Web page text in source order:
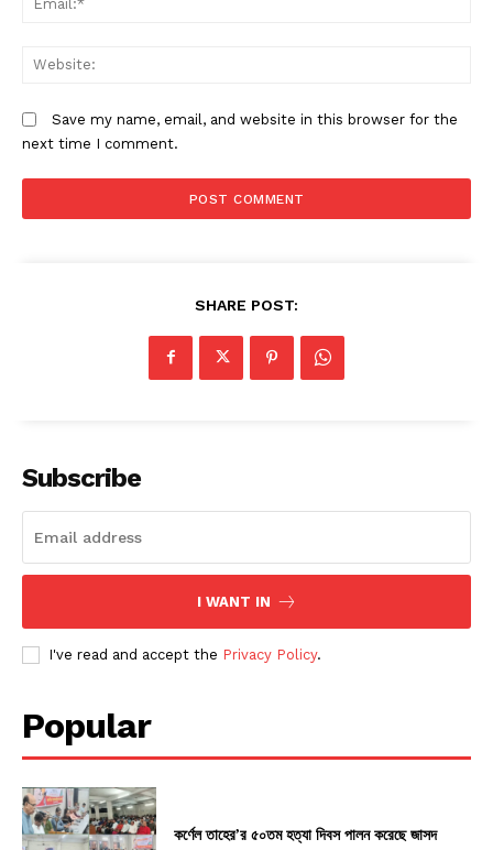
Save my name, email, and website in this browser for the
next time I comment.
SHARE POST:
Subscribe
I WANT IN
I've read and accept the Privacy Policy.
Popular
কর্ণেল তাহের’র ৫০তম হত্যা দিবস পালন করেছে জাসদ